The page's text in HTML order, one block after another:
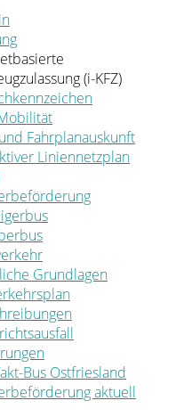
(i-KFZ)
Fahrplanauskunft
Liniennetzplan
Grundlagen
Bus Ostfriesland
aktuell